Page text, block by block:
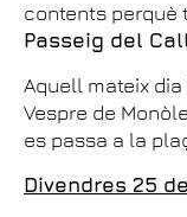
contents perquè
Passeig del
Aquell mateix
Vespre de
es passa a la
Divendres 25